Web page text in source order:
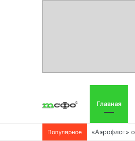
Главная
Популярное